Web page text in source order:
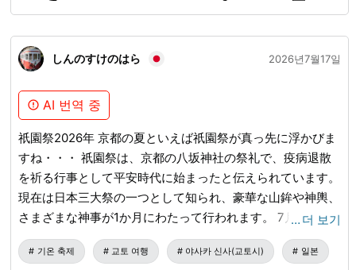
しんのすけのはら 2026년7월17일
AI 번역 중
祇園祭2026年 京都の夏といえば祇園祭が真っ先に浮かびま
すね・・・ 祇園祭は、京都の八坂神社の祭礼で、疫病退散
を祈る行事として平安時代に始まったと伝えられています。
現在は日本三大祭の一つとして知られ、豪華な山鉾や神輿、
さまざまな神事が1か月にわたって行われます。 7月1日ごろ
吉符入など 祭の始まりを告げる神事 7月10日 神輿洗・お迎
え提灯 鴨川で神輿を清める神事 7月14日〜16日 前祭・宵山
… 더 보기
기온 축제 교토 여행 야사카 신사(교토시) 일본